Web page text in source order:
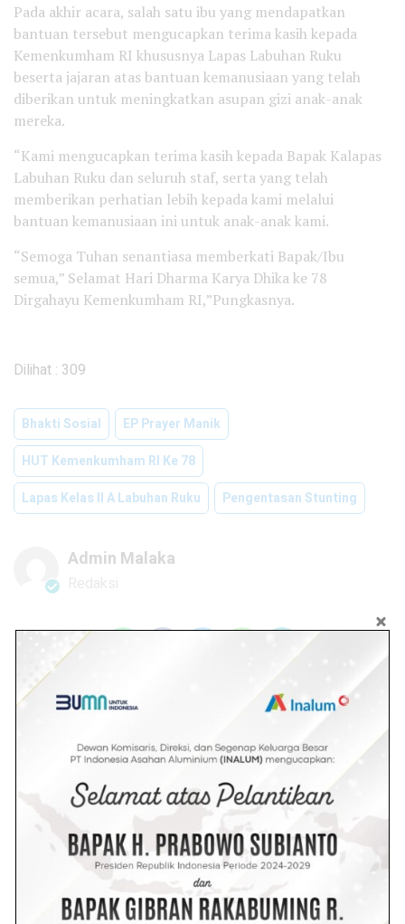
Pada akhir acara, salah satu ibu yang mendapatkan
bantuan tersebut mengucapkan terima kasih kepada
Kemenkumham RI khususnya Lapas Labuhan Ruku
beserta jajaran atas bantuan kemanusiaan yang telah
diberikan untuk meningkatkan asupan gizi anak-anak
mereka.
“Kami mengucapkan terima kasih kepada Bapak Kalapas
Labuhan Ruku dan seluruh staf, serta yang telah
memberikan perhatian lebih kepada kami melalui
bantuan kemanusiaan ini untuk anak-anak kami.
“Semoga Tuhan senantiasa memberkati Bapak/Ibu
semua,” Selamat Hari Dharma Karya Dhika ke 78
Dirgahayu Kemenkumham RI,”Pungkasnya.
Dilihat : 309
Bhakti Sosial
EP Prayer Manik
HUT Kemenkumham RI Ke 78
Lapas Kelas II A Labuhan Ruku
Pengentasan Stunting
Admin Malaka